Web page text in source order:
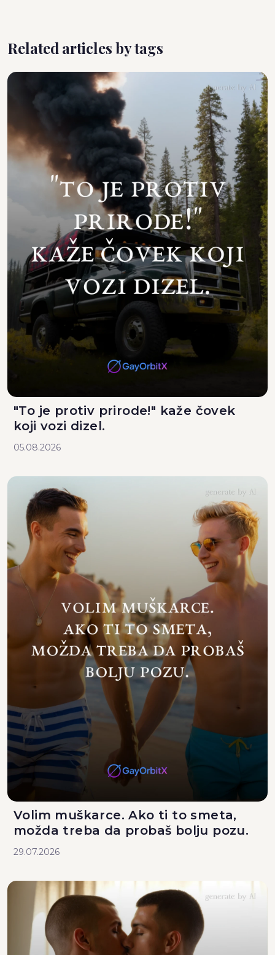
Related articles by tags
"To je protiv prirode!" kaže čovek
koji vozi dizel.
05.08.2026
Volim muškarce. Ako ti to smeta,
možda treba da probaš bolju pozu.
29.07.2026